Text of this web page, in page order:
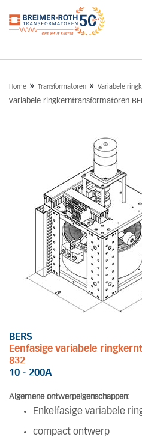
Home » Transformatoren » Variabele
variabele ringkerntransformatoren
BERS
Eenfasige variabele
832
10 - 200A
Algemene ontwerpeigenschappen:
Enkelfasige variabele
compact ontwerp